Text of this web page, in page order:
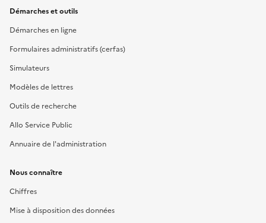
Démarches et outils
Démarches en ligne
Formulaires administratifs (cerfas)
Simulateurs
Modèles de lettres
Outils de recherche
Allo Service Public
Annuaire de l'administration
Nous connaître
Chiffres
Mise à disposition des données